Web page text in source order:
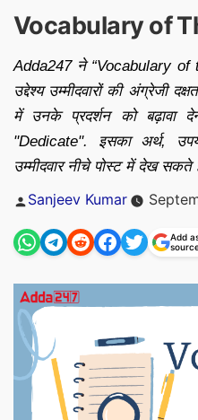
Vocabulary of
Adda247 ने “Vocabulary
उद्देश्य उम्मीदवारों की अंग्रेजी
में उनके प्रदर्शन को बढ़ावा
"Dedicate". इसका अर्थ,
उम्मीदवार नीचे पोस्ट में देख सकते
Posted
Sanjeev Kumar
Add